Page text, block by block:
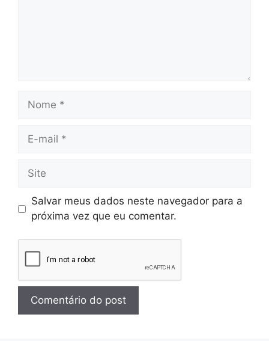
Salvar meus dados neste navegador para a
próxima vez que eu comentar.